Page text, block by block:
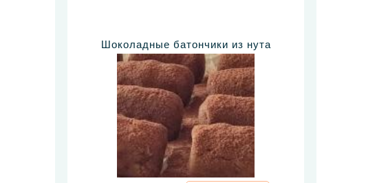
Шоколадные батончики из нута